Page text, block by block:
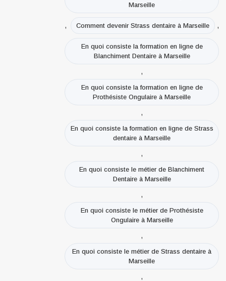
Marseille
, Comment devenir Strass dentaire à Marseille ,
En quoi consiste la formation en ligne de
Blanchiment Dentaire à Marseille
,
En quoi consiste la formation en ligne de
Prothésiste Ongulaire à Marseille
,
En quoi consiste la formation en ligne de Strass
dentaire à Marseille
,
En quoi consiste le métier de Blanchiment
Dentaire à Marseille
,
En quoi consiste le métier de Prothésiste
Ongulaire à Marseille
,
En quoi consiste le métier de Strass dentaire à
Marseille
,